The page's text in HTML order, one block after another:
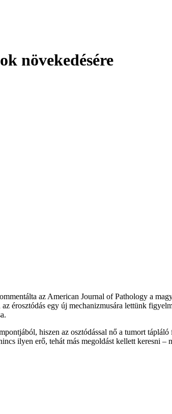
növekedésére
az American Journal of Pathology a
érosztódás egy új mechanizmusára lettünk
hiszen az osztódással nő a tumort
ilyen erő, tehát más megoldást kellett keresni –